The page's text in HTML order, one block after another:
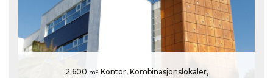
2.600 m² Kontor, Kombinasjonslokaler,